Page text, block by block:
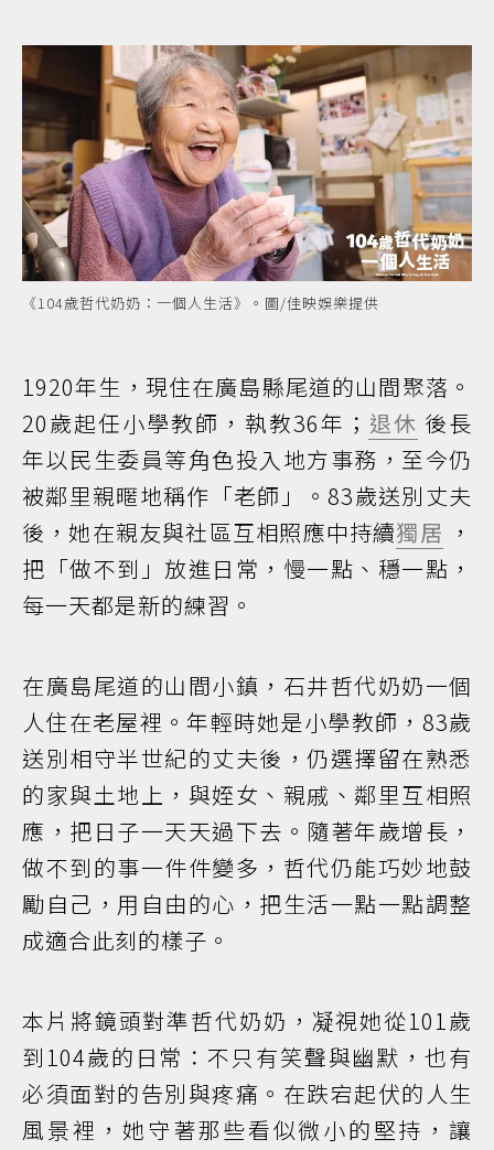
《104歲哲代奶奶：一個人生活》。圖/佳映娛樂提供
1920年生，現住在廣島縣尾道的山間聚落。
20歲起任小學教師，執教36年； 退休 後長
年以民生委員等角色投入地方事務，至今仍
被鄰里親暱地稱作「老師」。83歲送別丈夫
後，她在親友與社區互相照應中持續獨居 ，
把「做不到」放進日常，慢一點、穩一點，
每一天都是新的練習。
在廣島尾道的山間小鎮，石井哲代奶奶一個
人住在老屋裡。年輕時她是小學教師，83歲
送別相守半世紀的丈夫後，仍選擇留在熟悉
的家與土地上，與姪女、親戚、鄰里互相照
應，把日子一天天過下去。隨著年歲增長，
做不到的事一件件變多，哲代仍能巧妙地鼓
勵自己，用自由的心，把生活一點一點調整
成適合此刻的樣子。
本片將鏡頭對準哲代奶奶，凝視她從101歲
到104歲的日常：不只有笑聲與幽默，也有
必須面對的告別與疼痛。在跌宕起伏的人生
風景裡，她守著那些看似微小的堅持，讓